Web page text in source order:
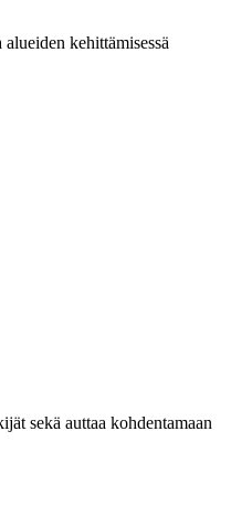
kehittämisessä
sekä auttaa kohdentamaan